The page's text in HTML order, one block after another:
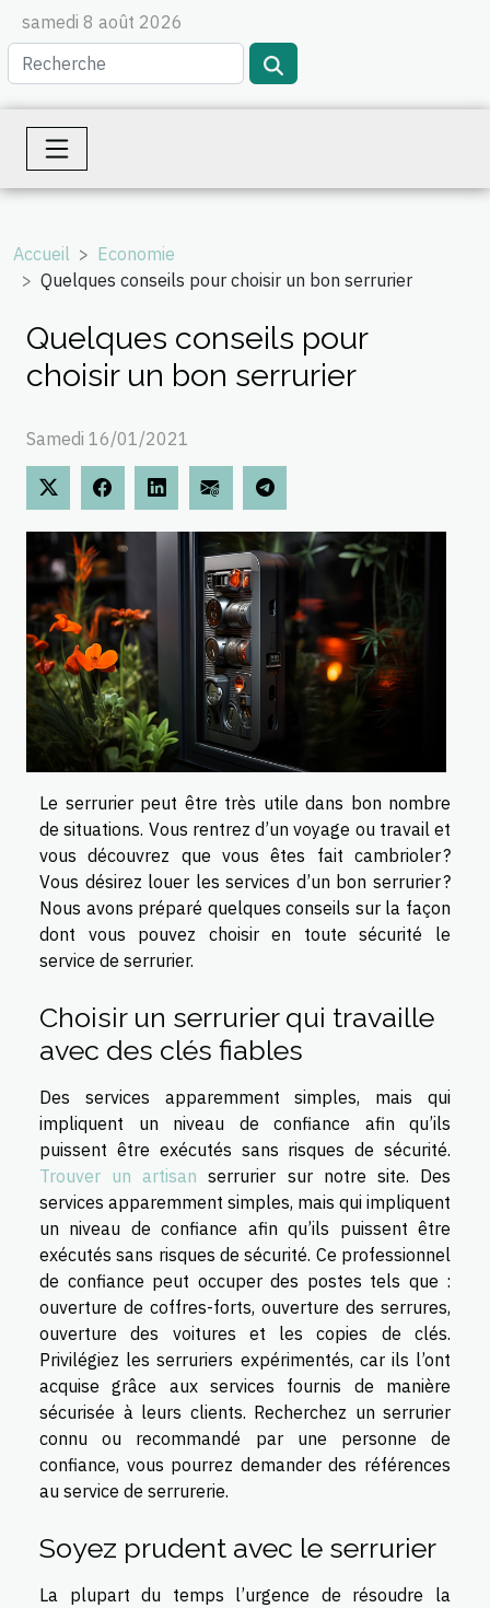
samedi 8 août 2026
Accueil
Economie
Quelques conseils pour choisir un bon serrurier
Quelques conseils pour
choisir un bon serrurier
Samedi 16/01/2021
Le serrurier peut être très utile dans bon nombre
de situations. Vous rentrez d’un voyage ou travail et
vous découvrez que vous êtes fait cambrioler ?
Vous désirez louer les services d’un bon serrurier ?
Nous avons préparé quelques conseils sur la façon
dont vous pouvez choisir en toute sécurité le
service de serrurier.
Choisir un serrurier qui travaille
avec des clés fiables
Des services apparemment simples, mais qui
impliquent un niveau de confiance afin qu’ils
puissent être exécutés sans risques de sécurité.
Trouver un artisan serrurier sur notre site. Des
services apparemment simples, mais qui impliquent
un niveau de confiance afin qu’ils puissent être
exécutés sans risques de sécurité. Ce professionnel
de confiance peut occuper des postes tels que :
ouverture de coffres-forts, ouverture des serrures,
ouverture des voitures et les copies de clés.
Privilégiez les serruriers expérimentés, car ils l’ont
acquise grâce aux services fournis de manière
sécurisée à leurs clients. Recherchez un serrurier
connu ou recommandé par une personne de
confiance, vous pourrez demander des références
au service de serrurerie.
Soyez prudent avec le serrurier
La plupart du temps l’urgence de résoudre la